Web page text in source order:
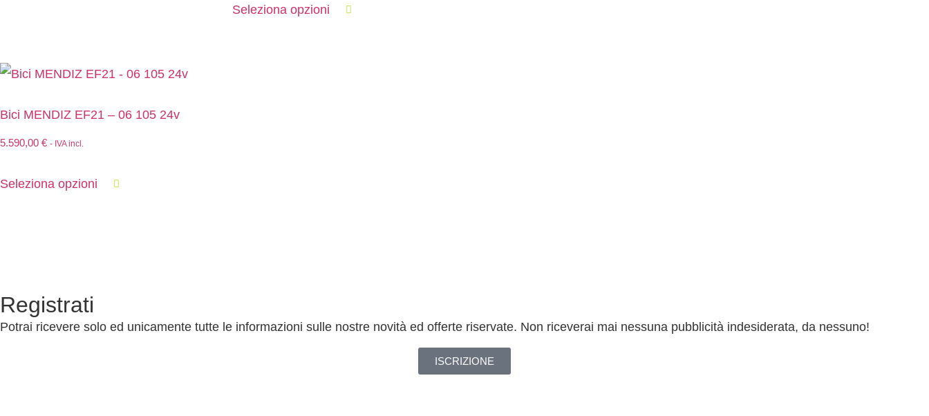
Seleziona opzioni
Bici MENDIZ EF21 – 06 105 24v
5.590,00 € - IVA incl.
Seleziona opzioni
Registrati
Potrai ricevere solo ed unicamente tutte le informazioni sulle nostre novità ed offerte riservate. Non riceverai mai nessuna pubblicità indesiderata, da nessuno!
ISCRIZIONE